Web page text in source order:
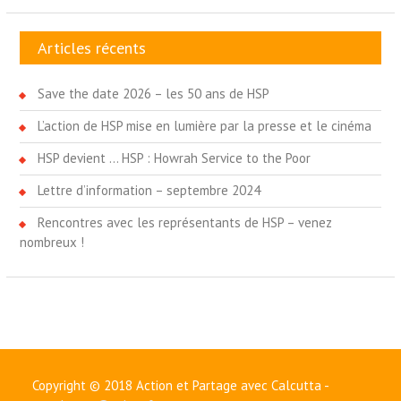
Articles récents
Save the date 2026 – les 50 ans de HSP
L’action de HSP mise en lumière par la presse et le cinéma
HSP devient … HSP : Howrah Service to the Poor
Lettre d’information – septembre 2024
Rencontres avec les représentants de HSP – venez
nombreux !
Copyright © 2018 Action et Partage avec Calcutta -